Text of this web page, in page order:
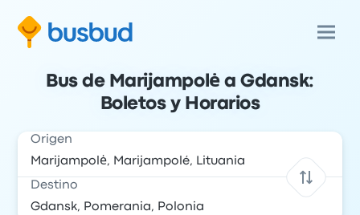
Bus de Marijampolė a Gdansk:
Boletos y Horarios
Origen
Destino